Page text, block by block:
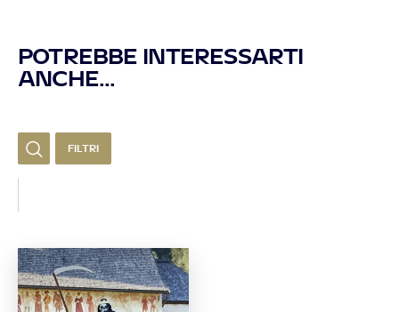
POTREBBE INTERESSARTI
ANCHE...
FILTRI